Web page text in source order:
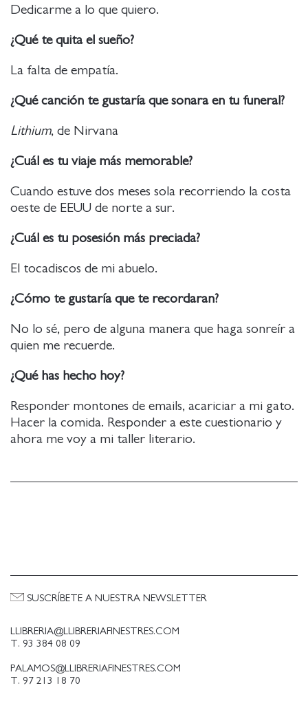
Dedicarme a lo que quiero.
¿Qué te quita el sueño?
La falta de empatía.
¿Qué canción te gustaría que sonara en tu funeral?
Lithium, de Nirvana
¿Cuál es tu viaje más memorable?
Cuando estuve dos meses sola recorriendo la costa
oeste de EEUU de norte a sur.
¿Cuál es tu posesión más preciada?
El tocadiscos de mi abuelo.
¿Cómo te gustaría que te recordaran?
No lo sé, pero de alguna manera que haga sonreír a
quien me recuerde.
¿Qué has hecho hoy?
Responder montones de emails, acariciar a mi gato.
Hacer la comida. Responder a este cuestionario y
ahora me voy a mi taller literario.
LLIBRERIA@LLIBRERIAFINESTRES.COM
T. 93 384 08 09
PALAMOS@LLIBRERIAFINESTRES.COM
T. 97 213 18 70
SUSCRÍBETE A NUESTRA NEWSLETTER